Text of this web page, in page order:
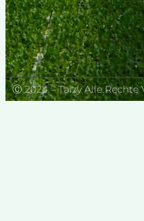
Ⓒ 2024 – Taizy Alle Rechte